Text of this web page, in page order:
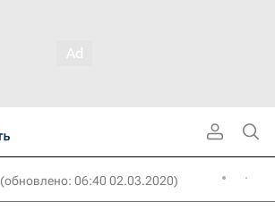
(обновлено: 06:40 02.03.2020)